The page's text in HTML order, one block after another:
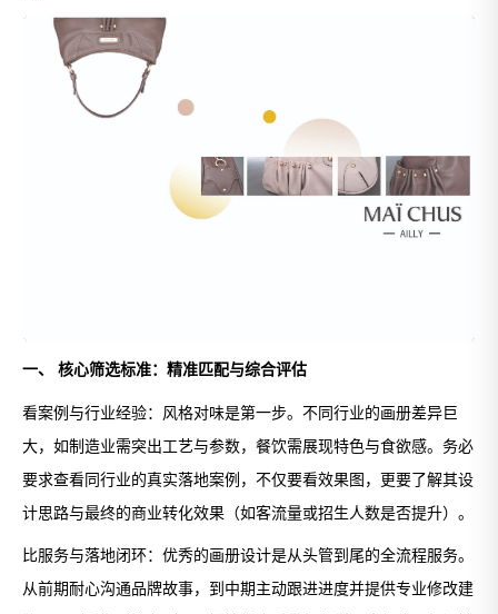
一、 核心筛选标准：精准匹配与综合评估
看案例与行业经验：风格对味是第一步。不同行业的画册差异巨
大，如制造业需突出工艺与参数，餐饮需展现特色与食欲感。务必
要求查看同行业的真实落地案例，不仅要看效果图，更要了解其设
计思路与最终的商业转化效果（如客流量或招生人数是否提升）。
比服务与落地闭环：优秀的画册设计是从头管到尾的全流程服务。
从前期耐心沟通品牌故事，到中期主动跟进进度并提供专业修改建